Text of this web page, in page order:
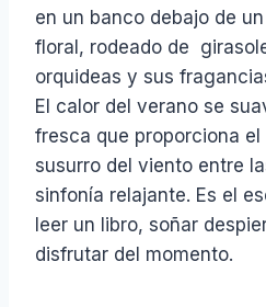
en un banco debajo de
floral, rodeado de
orquideas y sus
El calor del verano se
fresca que proporciona
susurro del viento entre
sinfonía relajante. Es el
leer un libro, soñar
disfrutar del momento.